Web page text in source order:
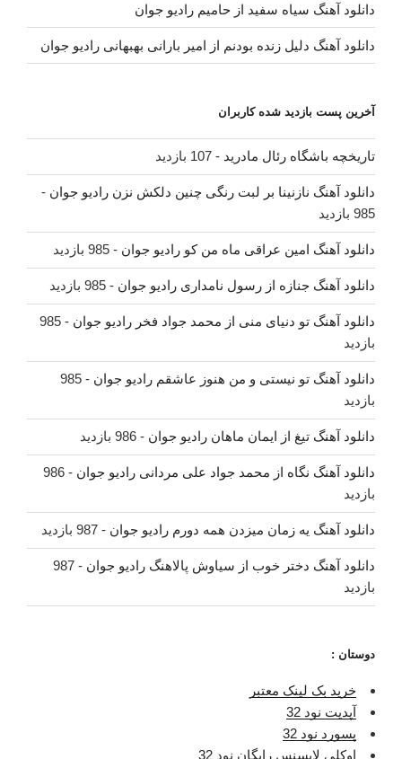
دانلود آهنگ سیاه سفید از حامیم رادیو جوان
دانلود آهنگ دلیل زنده بودنم از امیر بارانی بهبهانی رادیو جوان
آخرین پست بازدید شده کاربران
تاریخچه باشگاه رئال مادرید - 107 بازدید
دانلود آهنگ نازنینا بر لبت رنگی چنین دلکش نزن رادیو جوان -
985 بازدید
دانلود آهنگ امین عراقی ماه من کو رادیو جوان - 985 بازدید
دانلود آهنگ جنازه از رسول نامداری رادیو جوان - 985 بازدید
دانلود آهنگ تو دنیای منی از محمد جواد فخر رادیو جوان
- 985
بازدید
دانلود آهنگ تو نیستی و من هنوز عاشقم رادیو جوان
- 985
بازدید
دانلود آهنگ تیغ از ایمان ماهان رادیو جوان - 986 بازدید
دانلود آهنگ نگاه از محمد جواد علی مردانی رادیو جوان
- 986
بازدید
دانلود آهنگ یه زمان میزدن همه دورم رادیو جوان - 987 بازدید
دانلود آهنگ دختر خوب از سیاوش پالاهنگ رادیو جوان
- 987
بازدید
دوستان :
خرید بک لینک معتبر
آپدیت نود 32
پسورد نود 32
اوکلی لایسنس رایگان نود 32